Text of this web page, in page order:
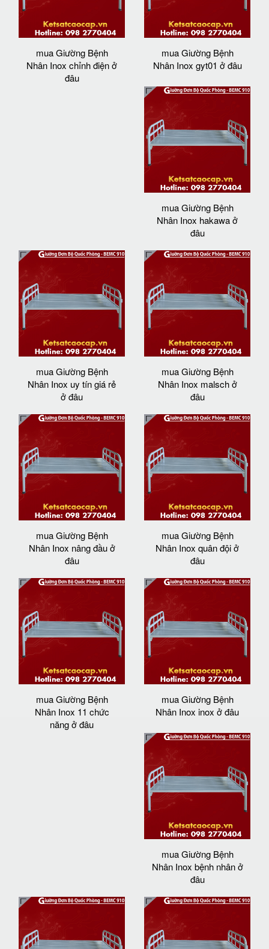
mua Giường Bệnh
Nhân Inox chỉnh điện ở
đâu
mua Giường Bệnh
Nhân Inox gyt01 ở đâu
mua Giường Bệnh
Nhân Inox hakawa ở
đâu
mua Giường Bệnh
Nhân Inox uy tín giá rẻ
ở đâu
mua Giường Bệnh
Nhân Inox malsch ở
đâu
mua Giường Bệnh
Nhân Inox nâng đầu ở
đâu
mua Giường Bệnh
Nhân Inox quân đội ở
đâu
mua Giường Bệnh
Nhân Inox 11 chức
năng ở đâu
mua Giường Bệnh
Nhân Inox inox ở đâu
mua Giường Bệnh
Nhân Inox bệnh nhân ở
đâu